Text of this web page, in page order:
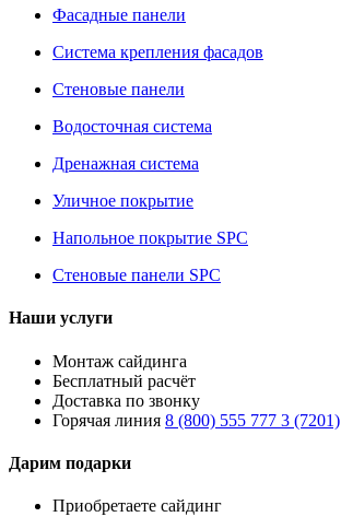
Фасадные панели
Система крепления фасадов
Стеновые панели
Водосточная система
Дренажная система
Уличное покрытие
Напольное покрытие SPC
Стеновые панели SPC
Наши услуги
Монтаж сайдинга
Бесплатный расчёт
Доставка по звонку
Горячая линия 8 (800) 555 777 3 (7201)
Дарим подарки
Приобретаете сайдинг